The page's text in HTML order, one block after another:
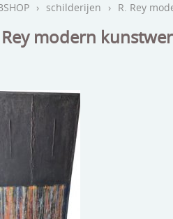
› schilderijen › R. Rey
Rey modern